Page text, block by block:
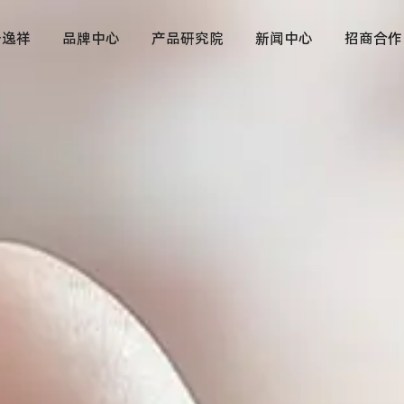
祥 品牌中心 产品研究院 新闻中心 招商合作